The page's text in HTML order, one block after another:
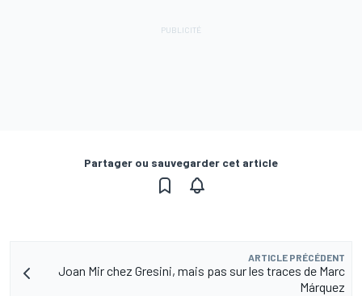
Partager ou sauvegarder cet article
ARTICLE PRÉCÉDENT
Joan Mir chez Gresini, mais pas sur les traces de Marc
Márquez